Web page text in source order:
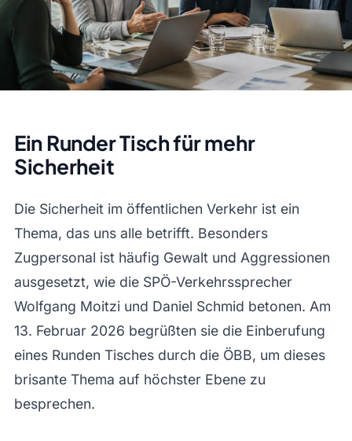
Ein Runder Tisch für mehr
Sicherheit
Die Sicherheit im öffentlichen Verkehr ist ein
Thema, das uns alle betrifft. Besonders
Zugpersonal ist häufig Gewalt und Aggressionen
ausgesetzt, wie die SPÖ-Verkehrssprecher
Wolfgang Moitzi und Daniel Schmid betonen. Am
13. Februar 2026 begrüßten sie die Einberufung
eines Runden Tisches durch die ÖBB, um dieses
brisante Thema auf höchster Ebene zu
besprechen.